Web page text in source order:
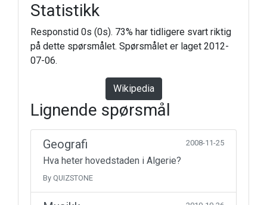
Statistikk
Responstid 0s (0s). 73% har tidligere svart riktig
på dette spørsmålet. Spørsmålet er laget 2012-
07-06.
Wikipedia
Lignende spørsmål
Geografi 2008-11-25
Hva heter hovedstaden i Algerie?
By QUIZSTONE